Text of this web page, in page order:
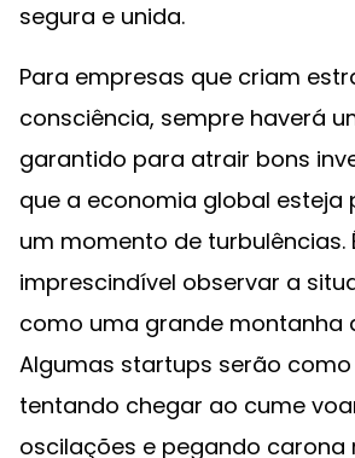
segura e unida.
Para empresas que criam
consciência, sempre haverá
garantido para atrair bons
que a economia global esteja
um momento de turbulências.
imprescindível observar a
como uma grande montanha
Algumas startups serão como
tentando chegar ao cume
oscilações e pegando carona